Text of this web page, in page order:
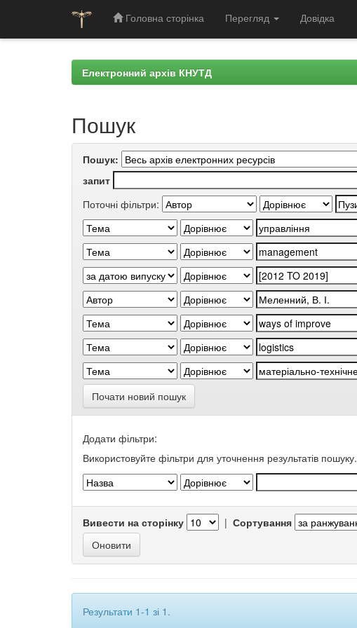
Головна сторінка Перегляд Довідка
Електронний архів КНУТД
Пошук
Пошук:
запит
Поточні фільтри:
Почати новий пошук
Додати фільтри:
Використовуйте фільтри для уточнення результатів пошуку.
Вивести на сторінку | Сортування
Результати 1-1 зі 1.